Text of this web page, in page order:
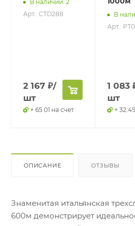
В наличии: 2
Арт.: CTD288
2 167 ₽/
шт
+ 65.01 на счет
В
Арт.:
1 083
шт
+
ОПИСАНИЕ ОТЗЫВЫ
Знаменитая итальянская
600м демонстрирует